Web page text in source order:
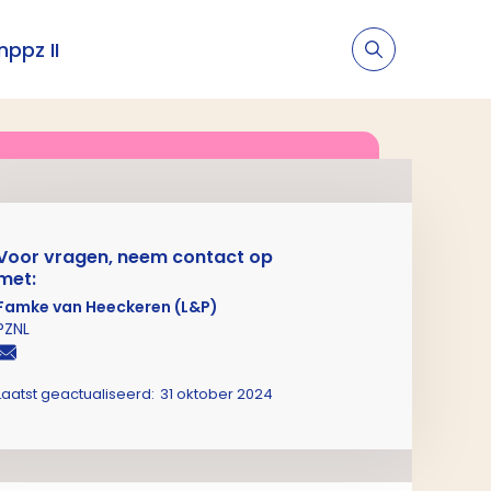
II
vragen, neem contact op
van Heeckeren (L&P)
geactualiseerd: 31 oktober 2024